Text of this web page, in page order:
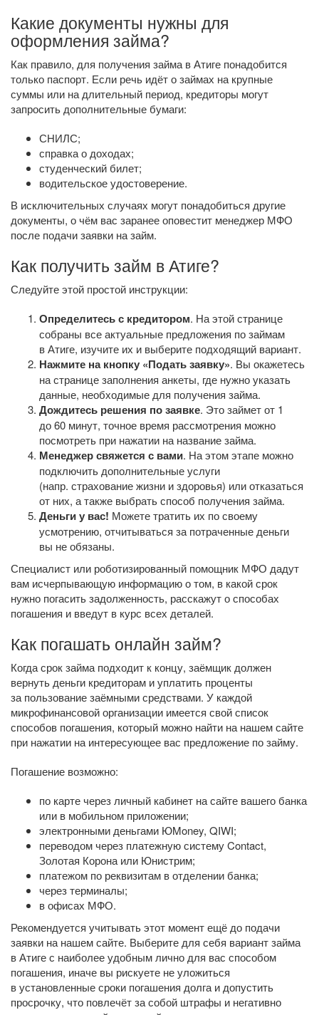
Какие документы нужны для
оформления займа?
Как правило, для получения займа в Атиге понадобится
только паспорт. Если речь идёт о займах на крупные
суммы или на длительный период, кредиторы могут
запросить дополнительные бумаги:
СНИЛС;
справка о доходах;
студенческий билет;
водительское удостоверение.
В исключительных случаях могут понадобиться другие
документы, о чём вас заранее оповестит менеджер МФО
после подачи заявки на займ.
Как получить займ в Атиге?
Следуйте этой простой инструкции:
Определитесь с кредитором. На этой странице
собраны все актуальные предложения по займам
в Атиге, изучите их и выберите подходящий вариант.
Нажмите на кнопку «Подать заявку». Вы окажетесь
на странице заполнения анкеты, где нужно указать
данные, необходимые для получения займа.
Дождитесь решения по заявке. Это займет от 1
до 60 минут, точное время рассмотрения можно
посмотреть при нажатии на название займа.
Менеджер свяжется с вами. На этом этапе можно
подключить дополнительные услуги
(напр. страхование жизни и здоровья) или отказаться
от них, а также выбрать способ получения займа.
Деньги у вас! Можете тратить их по своему
усмотрению, отчитываться за потраченные деньги
вы не обязаны.
Специалист или роботизированный помощник МФО дадут
вам исчерпывающую информацию о том, в какой срок
нужно погасить задолженность, расскажут о способах
погашения и введут в курс всех деталей.
Как погашать онлайн займ?
Когда срок займа подходит к концу, заёмщик должен
вернуть деньги кредиторам и уплатить проценты
за пользование заёмными средствами. У каждой
микрофинансовой организации имеется свой список
способов погашения, который можно найти на нашем сайте
при нажатии на интересующее вас предложение по займу.
Погашение возможно:
по карте через личный кабинет на сайте вашего банка
или в мобильном приложении;
электронными деньгами ЮMoney, QIWI;
переводом через платежную систему Contact,
Золотая Корона или Юнистрим;
платежом по реквизитам в отделении банка;
через терминалы;
в офисах МФО.
Рекомендуется учитывать этот момент ещё до подачи
заявки на нашем сайте. Выберите для себя вариант займа
в Атиге с наиболее удобным лично для вас способом
погашения, иначе вы рискуете не уложиться
в установленные сроки погашения долга и допустить
просрочку, что повлечёт за собой штрафы и негативно